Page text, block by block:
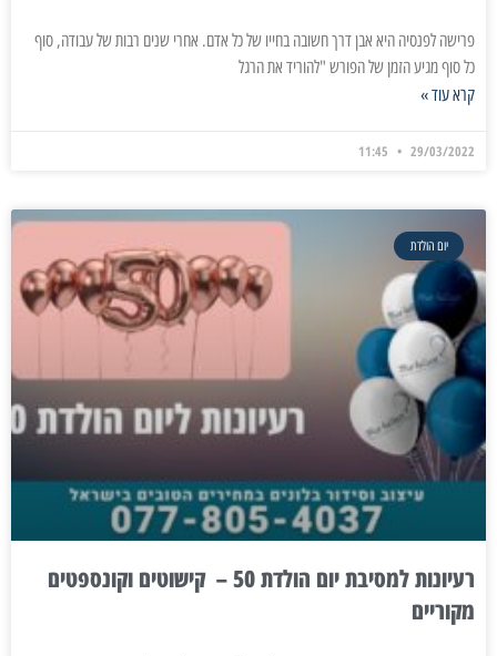
פרישה לפנסיה היא אבן דרך חשובה בחייו של כל אדם. אחרי שנים רבות של עבודה, סוף
כל סוף מגיע הזמן של הפורש "להוריד את הרגל
קרא עוד »
29/03/2022
יום הולדת
רעיונות למסיבת יום הולדת 50 – קישוטים וקונספטים
מקוריים